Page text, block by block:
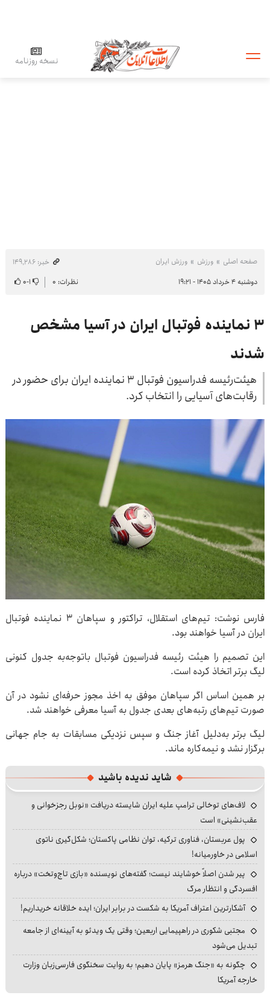
نسخه روزنامه
صفحه اصلی ورزش ورزش ایران
خبر: ۱۴۹٬۲۸۶
دوشنبه ۴ خرداد ۱۴۰۵ - ۱۹:۲۱
نظرات: ۰ ۱-۰
۳ نماینده فوتبال ایران در آسیا مشخص
شدند
هیئت‌رئیسه فدراسیون فوتبال ۳ نماینده ایران برای حضور در
رقابت‌های آسیایی را انتخاب کرد.
فارس نوشت: تیم‌های استقلال، تراکتور و سپاهان ۳ نماینده فوتبال
ایران در آسیا خواهند بود.
این تصمیم را هیئت رئیسه فدراسیون فوتبال باتوجه‌به جدول کنونی
لیگ برتر اتخاذ کرده است.
بر همین اساس اگر سپاهان موفق به اخذ مجوز حرفه‌ای نشود در آن
صورت تیم‌های رتبه‌های بعدی جدول به آسیا معرفی خواهند شد.
لیگ برتر به‌دلیل آغاز جنگ و سپس نزدیکی مسابقات به جام جهانی
برگزار نشد و نیمه‌کاره ماند.
شاید ندیده باشید
لاف‌های توخالی ترامپ علیه ایران شایسته دریافت «نوبل رجزخوانی و
عقب‌نشینی» است
پول عربستان، فناوری ترکیه، توان نظامی پاکستان؛ شکل‌گیری ناتوی
اسلامی در خاورمیانه!
پیر شدن اصلاً خوشایند نیست؛ گفته‌های نویسنده «بازی تاج‌وتخت» درباره
افسردگی و انتظار مرگ
آشکارترین اعتراف آمریکا به شکست در برابر ایران؛ ایده خلاقانه خریداریم!
مجتبی شکوری در راهپیمایی اربعین؛ وقتی یک ویدئو به آیینه‌ای از جامعه
تبدیل می‌شود
چگونه به «جنگ هرمز» پایان دهیم؛ به روایت سخنگوی فارسی‌زبان وزارت
خارجه آمریکا